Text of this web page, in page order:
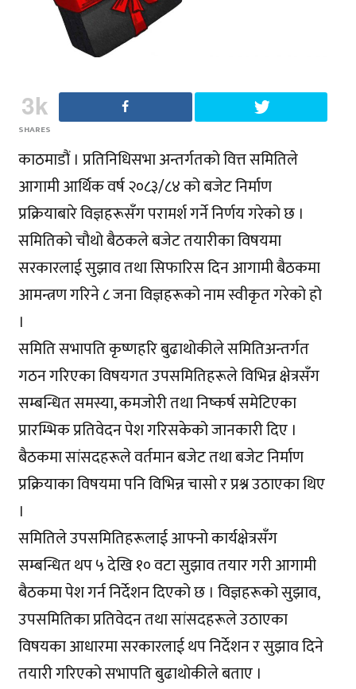
3k
SHARES
काठमाडौं । प्रतिनिधिसभा अन्तर्गतको वित्त समितिले
आगामी आर्थिक वर्ष २०८३/८४ को बजेट निर्माण
प्रक्रियाबारे विज्ञहरूसँग परामर्श गर्ने निर्णय गरेको छ ।
समितिको चौथो बैठकले बजेट तयारीका विषयमा
सरकारलाई सुझाव तथा सिफारिस दिन आगामी बैठकमा
आमन्त्रण गरिने ८ जना विज्ञहरूको नाम स्वीकृत गरेको हो
।
समिति सभापति कृष्णहरि बुढाथोकीले समितिअन्तर्गत
गठन गरिएका विषयगत उपसमितिहरूले विभिन्न क्षेत्रसँग
सम्बन्धित समस्या, कमजोरी तथा निष्कर्ष समेटिएका
प्रारम्भिक प्रतिवेदन पेश गरिसकेको जानकारी दिए ।
बैठकमा सांसदहरूले वर्तमान बजेट तथा बजेट निर्माण
प्रक्रियाका विषयमा पनि विभिन्न चासो र प्रश्न उठाएका थिए
।
समितिले उपसमितिहरूलाई आफ्नो कार्यक्षेत्रसँग
सम्बन्धित थप ५ देखि १० वटा सुझाव तयार गरी आगामी
बैठकमा पेश गर्न निर्देशन दिएको छ । विज्ञहरूको सुझाव,
उपसमितिका प्रतिवेदन तथा सांसदहरूले उठाएका
विषयका आधारमा सरकारलाई थप निर्देशन र सुझाव दिने
तयारी गरिएको सभापति बुढाथोकीले बताए ।